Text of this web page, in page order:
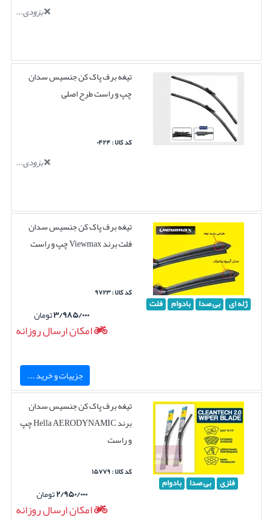
بزودی...
تیغه برف پاک کن جنسیس سدان
چپ و راست طرح اصلی
کد کالا : ۰۴۲۴
بزودی...
ژله ای بی صدا بادوام فلت
تیغه برف پاک کن جنسیس سدان
فلت برند Viewmax چپ و راست
کد کالا : ۹۷۲۳
۳/۹۸۵/۰۰۰تومان
امکان ارسال روزانه
جزییات و خرید ...
فلزی بی صدا بادوام
تیغه برف پاک کن جنسیس سدان
برند Hella AERODYNAMIC چپ
و راست
کد کالا : ۱۵۷۷۹
۲/۹۵۰/۰۰۰تومان
امکان ارسال روزانه